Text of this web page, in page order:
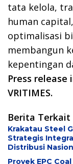
tata kelola,
human
optimalisasi
membangun
kepentingan
Press
VRITIMES.
Berita Terkait
Krakatau Steel
Strategis
Distribusi
Proyek EPC